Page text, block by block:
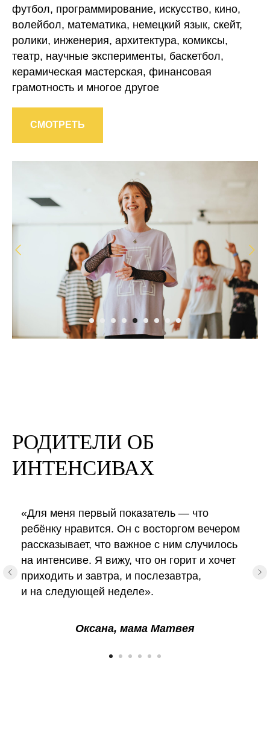
футбол, программирование, искусство, кино,
волейбол, математика, немецкий язык, скейт,
ролики, инженерия, архитектура, комиксы,
театр, научные эксперименты, баскетбол,
керамическая мастерская, финансовая
грамотность и многое другое
СМОТРЕТЬ
РОДИТЕЛИ ОБ
ИНТЕНСИВАХ
«Для меня первый показатель — что
ребёнку нравится. Он с восторгом вечером
рассказывает, что важное с ним случилось
на интенсиве. Я вижу, что он горит и хочет
приходить и завтра, и послезавтра,
и на следующей неделе».
Оксана, мама Матвея